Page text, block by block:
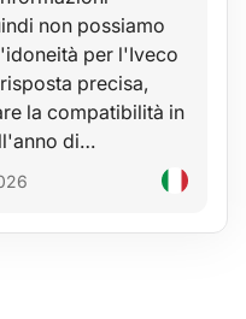
non possiamo
per l'Iveco
precisa,
la compatibilità in
di…